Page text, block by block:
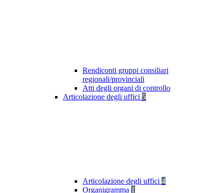
Rendiconti gruppi consiliari
regionali/provinciali
Atti degli organi di controllo
Articolazione degli uffici 5
Articolazione degli uffici 4
Organigramma 1